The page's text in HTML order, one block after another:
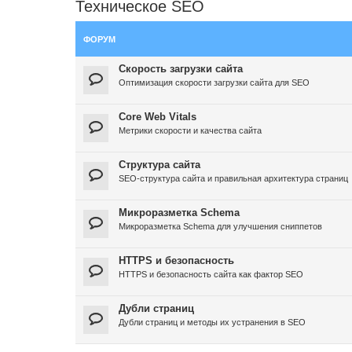
Техническое SEO
ФОРУМ
Скорость загрузки сайта
Оптимизация скорости загрузки сайта для SEO
Core Web Vitals
Метрики скорости и качества сайта
Структура сайта
SEO-структура сайта и правильная архитектура страниц
Микроразметка Schema
Микроразметка Schema для улучшения сниппетов
HTTPS и безопасность
HTTPS и безопасность сайта как фактор SEO
Дубли страниц
Дубли страниц и методы их устранения в SEO